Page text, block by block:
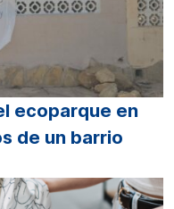
ecoparque en
de un barrio